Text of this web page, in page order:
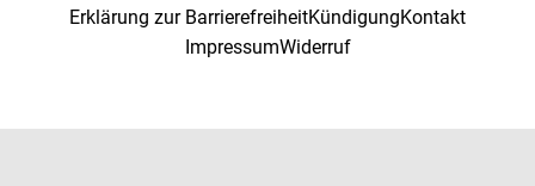
Erklärung zur BarrierefreiheitKündigungKontakt
ImpressumWiderruf